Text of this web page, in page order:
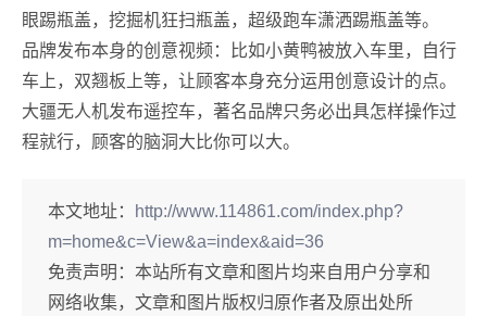
眼踢瓶盖，挖掘机狂扫瓶盖，超级跑车潇洒踢瓶盖等。
品牌发布本身的创意视频：比如小黄鸭被放入车里，自行
车上，双翘板上等，让顾客本身充分运用创意设计的点。
大疆无人机发布遥控车，著名品牌只务必出具怎样操作过
程就行，顾客的脑洞大比你可以大。
本文地址：
http://www.114861.com/index.php?
m=home&c=View&a=index&aid=36
免责声明： 本站所有文章和图片均来自用户分享和
网络收集，文章和图片版权归原作者及原出处所